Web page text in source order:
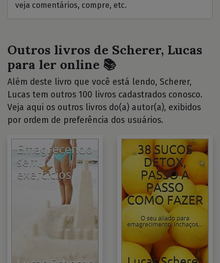
veja comentários, compre, etc.
Outros livros de Scherer, Lucas
para ler online 📚
Além deste livro que você está lendo, Scherer,
Lucas tem outros 100 livros cadastrados conosco.
Veja aqui os outros livros do(a) autor(a), exibidos
por ordem de preferência dos usuários.